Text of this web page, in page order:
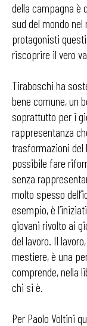
della campagna è
sud del mondo
protagonisti
riscoprire il vero
Tiraboschi ha
bene comune, un
soprattutto per i
rappresentanza
trasformazioni del
possibile fare
senza
molto spesso
esempio, è
giovani rivolto ai
del lavoro. Il
mestiere, è una
comprende, nella
chi si è.
Per Paolo Voltini